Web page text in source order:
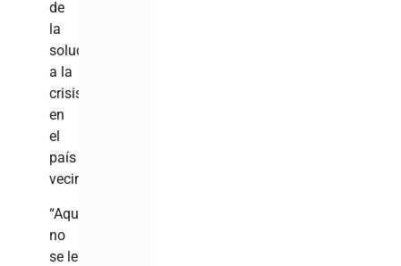
de
la
solución
a la
crisis
en
el
país
vecino.
“Aquí
no
se le